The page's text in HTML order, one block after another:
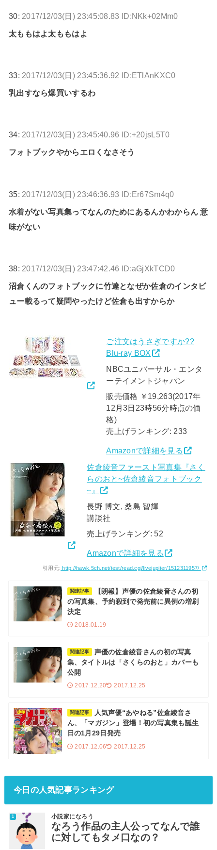
30: 2017/12/03(日) 23:45:08.83 ID:NKk+02Mm0
太ももはよ太ももはよ
33: 2017/12/03(日) 23:45:36.92 ID:ETlAnKXC0
乳出すなら爆買いするわ
34: 2017/12/03(日) 23:45:40.96 ID:+20jsL5T0
フォトブックやからエロくなさそう
35: 2017/12/03(日) 23:46:36.93 ID:Er67Sm4q0
水着がない写真集ってなんのためにあるんかわからん 意
味がない
38: 2017/12/03(日) 23:47:42.46 ID:aGjXkTCD0
沼倉くんのフォトブックに竹達となぜか佐倉のインタビ
ュー載るって疑問やったけど佐倉も出すからか
ご注文はうさぎですか??
Blu-ray BOX
NBCユニバーサル・エンタ
ーテイメントジャパン
販売価格 ￥19,263(2017年
12月3日23時56分時点の価
格)
売上げランキング: 233
Amazonで詳細を見る
佐倉綾音ファースト写真集『さく
らのおと~佐倉綾音フォトブック
~』
長野 博文, 桑島 智輝
講談社
売上げランキング: 52
Amazonで詳細を見る
引用元: http://hawk.5ch.net/test/read.cgi/livejupiter/1512311957/
関連記事
【朗報】声優の佐倉綾音さんの初
の写真集、予約殺到で発売前に異例の増刷
決定
2018.01.19
関連記事
声優の佐倉綾音さんの初の写真
集、タイトルは「さくらのおと」カバーも
公開
2017.12.20 2017.12.25
関連記事
人気声優“あやねる”佐倉綾音さ
ん、「マガジン」登場！初の写真集も誕生
日の1月29日発売
2017.12.06 2017.12.25
今日の人気記事ランキング
小説家になろう
なろう作品の主人公ってなんで誰
に対してもタメ口なの？